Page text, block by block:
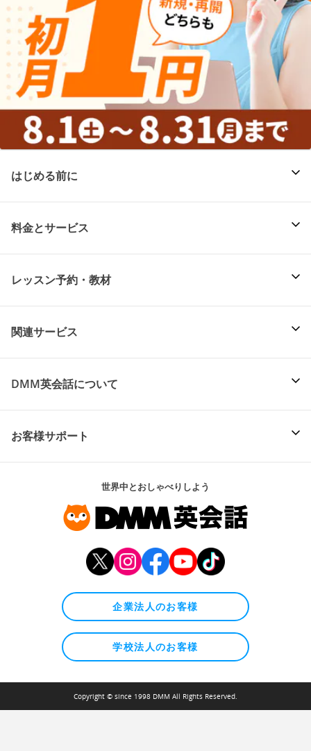
はじめる前に
料金とサービス
レッスン予約・教材
関連サービス
DMM英会話について
お客様サポート
世界中とおしゃべりしよう
企業法人のお客様
学校法人のお客様
Copyright © since 1998 DMM All Rights Reserved.